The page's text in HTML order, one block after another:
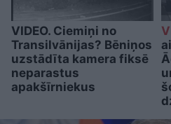
VIDEO. Ciemiņi no
Transilvānijas? Bēniņos
uzstādīta kamera fiksē
neparastus
apakšīrniekus